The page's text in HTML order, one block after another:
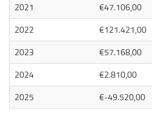
2021
€47.106,00
2022
€121.421,00
2023
€57.168,00
2024
€2.810,00
2025
€-49.520,00